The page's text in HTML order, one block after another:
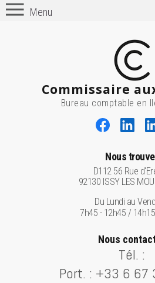
Menu
Commissaire
Bureau comptable en
Nous
D112 56 Rue
92130 ISSY LES
Du Lundi au
7h45 - 12h45 /
Nous
Tél. :
Port. : +33 6 67